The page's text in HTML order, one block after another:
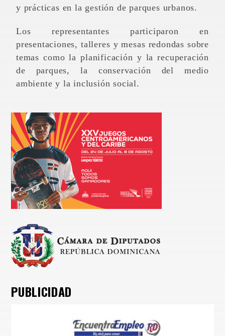
y prácticas en la gestión de parques urbanos.
Los representantes participaron en
presentaciones, talleres y mesas redondas sobre
temas como la planificación y la recuperación
de parques, la conservación del medio
ambiente y la inclusión social.
PUBLICIDAD